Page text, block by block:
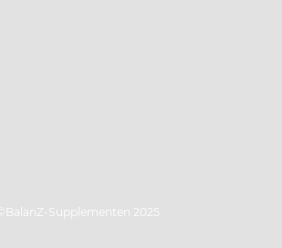
©BalanZ-Supplementen 2025